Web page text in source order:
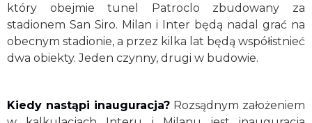
który obejmie tunel Patroclo zbudowany za
stadionem San Siro. Milan i Inter będą nadal grać na
obecnym stadionie, a przez kilka lat będą współistnieć
dwa obiekty. Jeden czynny, drugi w budowie.
Kiedy nastąpi inauguracja? Rozsądnym założeniem